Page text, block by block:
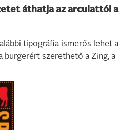
áthatja az arculattól a
tipográfia ismerős lehet a
burgerért szerethető a Zing, a